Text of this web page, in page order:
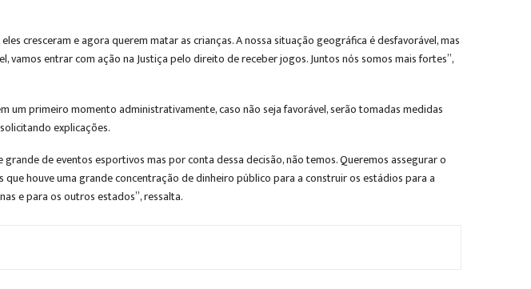
cresceram e agora querem matar as crianças. A nossa situação geográfica é desfavorável, mas
entrar com ação na Justiça pelo direito de receber jogos. Juntos nós somos mais fortes”,
um primeiro momento administrativamente, caso não seja favorável, serão tomadas medidas
explicações.
de eventos esportivos mas por conta dessa decisão, não temos. Queremos assegurar o
que houve uma grande concentração de dinheiro público para a construir os estádios para a
e para os outros estados”, ressalta.